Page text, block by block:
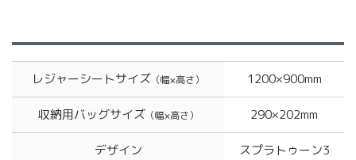
レジャーシートサイズ （幅×高さ） 1200×900mm
収納用バッグサイズ（幅×高さ） 290×202mm
デザイン スプラトゥーン3